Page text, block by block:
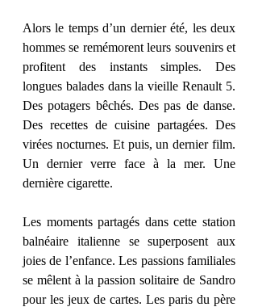
Alors le temps d’un dernier été, les deux
hommes se remémorent leurs souvenirs et
profitent des instants simples. Des
longues balades dans la vieille Renault 5.
Des potagers bêchés. Des pas de danse.
Des recettes de cuisine partagées. Des
virées nocturnes. Et puis, un dernier film.
Un dernier verre face à la mer. Une
dernière cigarette.
Les moments partagés dans cette station
balnéaire italienne se superposent aux
joies de l’enfance. Les passions familiales
se mêlent à la passion solitaire de Sandro
pour les jeux de cartes. Les paris du père